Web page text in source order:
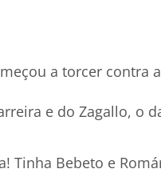
a torcer contra
e do Zagallo, o
Tinha Bebeto e